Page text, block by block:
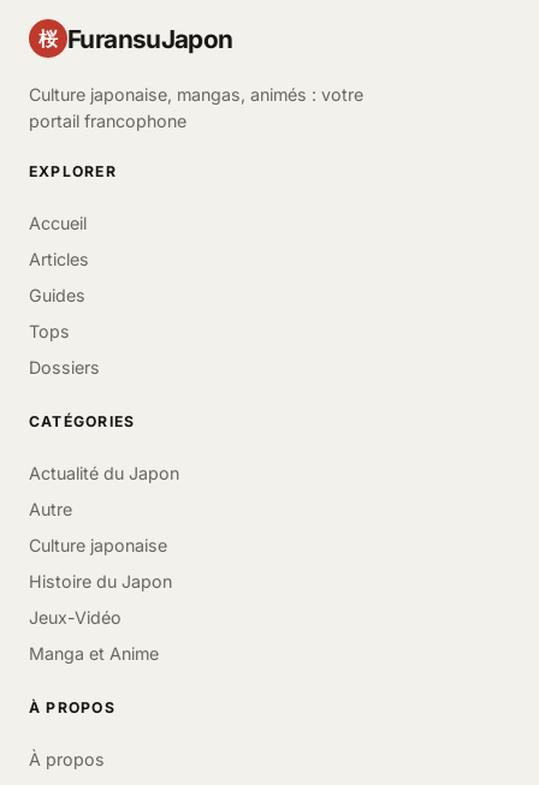
桜 FuransuJapon
Culture japonaise, mangas, animés : votre
portail francophone
EXPLORER
Accueil
Articles
Guides
Tops
Dossiers
CATÉGORIES
Actualité du Japon
Autre
Culture japonaise
Histoire du Japon
Jeux-Vidéo
Manga et Anime
À PROPOS
À propos